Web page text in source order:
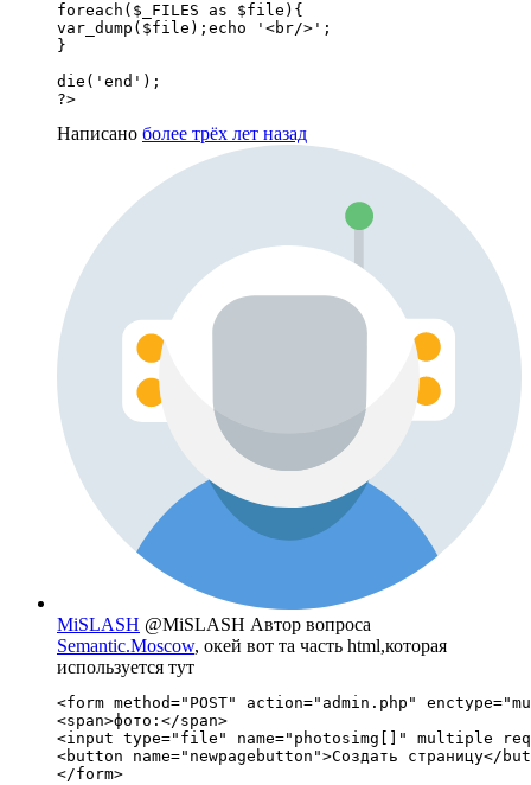
foreach($_FILES as $file){
var_dump($file);echo '<br/>';
}
die('end');
?>
Написано более трёх лет назад
MiSLASH @MiSLASH Автор вопроса
Semantic.Moscow, окей вот та часть html,которая
используется тут
<form method="POST" action="admin.php"
<span>фото:</span>
<input type="file" name="photosimg[]" multiple
<button name="newpagebutton">Создать страницу</
</form>